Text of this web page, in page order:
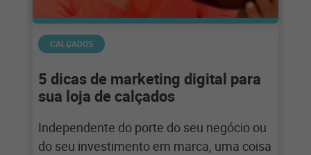
CALÇADOS
5 dicas de marketing digital para
sua loja de calçados
Independente do porte do seu negócio ou
do seu investimento em marca, uma coisa